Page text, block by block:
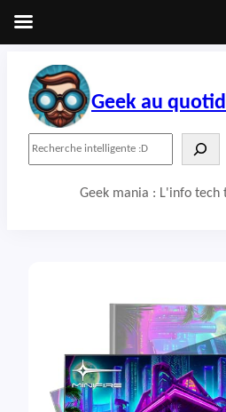
contenu
Geek au
Geek mania : L'info tech